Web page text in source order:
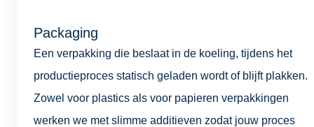
Packaging
Een verpakking die beslaat in de koeling, tijdens het
productieproces statisch geladen wordt of blijft plakken.
Zowel voor plastics als voor papieren verpakkingen
werken we met slimme additieven zodat jouw proces